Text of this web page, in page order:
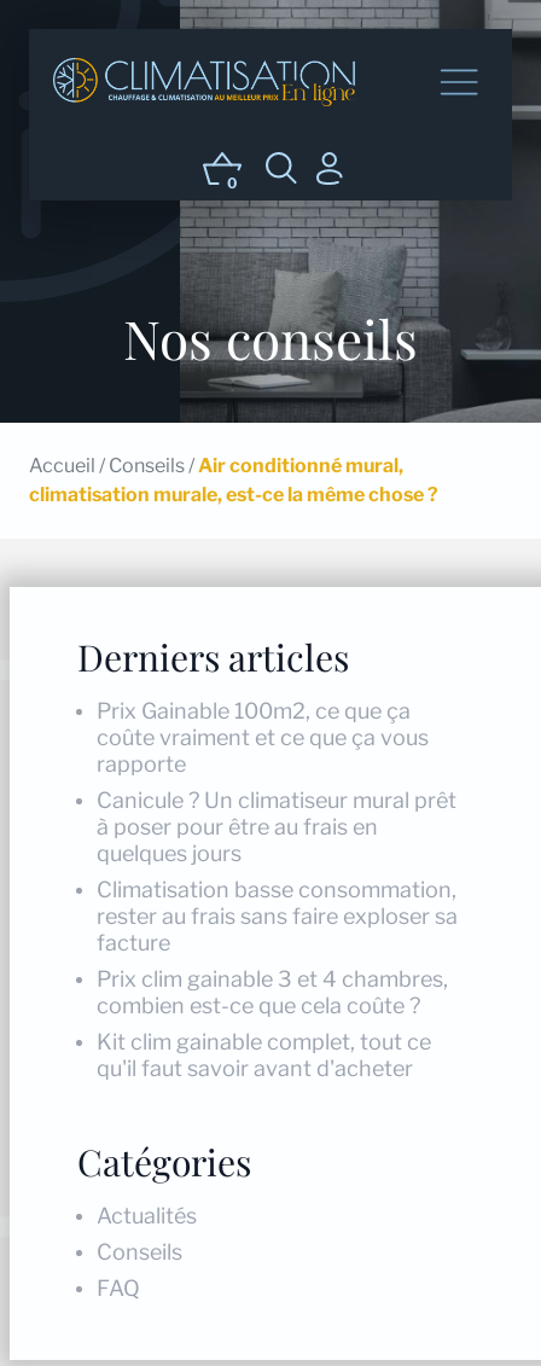
0
Nos conseils
Accueil / Conseils/Air conditionné mural,
climatisation murale, est-ce la même chose ?
Derniers articles
Prix Gainable 100m2, ce que ça
coûte vraiment et ce que ça vous
rapporte
Canicule ? Un climatiseur mural prêt
à poser pour être au frais en
quelques jours
Climatisation basse consommation,
rester au frais sans faire exploser sa
facture
Prix clim gainable 3 et 4 chambres,
combien est-ce que cela coûte ?
Kit clim gainable complet, tout ce
qu'il faut savoir avant d'acheter
Catégories
Actualités
Conseils
FAQ